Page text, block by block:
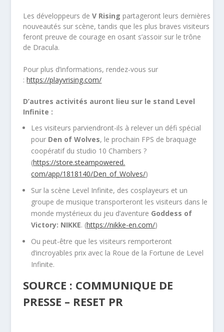
Les développeurs deV Rising partageront leurs dernières
nouveautés sur scène, tandis que les plus braves visiteurs
feront preuve de courage en osant s’assoir sur le trône
de Dracula.
Pour plus d’informations, rendez-vous sur
:https://playvrising.com/
D’autres activités auront lieu sur le stand Level
Infinite :
Les visiteurs parviendront-ils à relever un défi spécial
pour Den of Wolves, le prochain FPS de braquage
coopératif du studio 10 Chambers ?
(https://store.steampowered.
com/app/1818140/Den_of_Wolves/)
Sur la scène Level Infinite, des cosplayeurs et un
groupe de musique transporteront les visiteurs dans le
monde mystérieux du jeu d’aventure Goddess of
Victory: NIKKE. (https://nikke-en.com/)
Ou peut-être que les visiteurs remporteront
d’incroyables prix avec la Roue de la Fortune de Level
Infinite.
SOURCE : COMMUNIQUE DE
PRESSE – RESET PR